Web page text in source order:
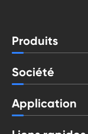
Produits
Société
Application